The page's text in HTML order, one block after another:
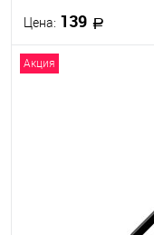
Цена: 139
Акция